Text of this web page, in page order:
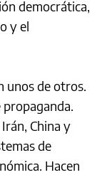
democrática,
y el
unos de otros.
China y
de
Hacen